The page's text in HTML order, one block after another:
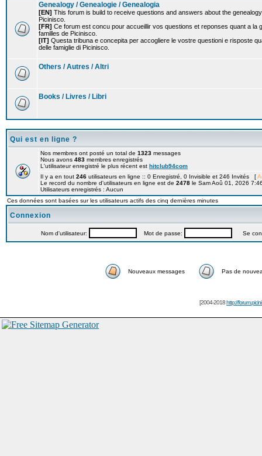
Genealogy / Genealogie / Genealogia
[EN] This forum is build to receive questions and answers about the
Picinisco.
[FR] Ce forum est concu pour accueillir vos questions et reponses quant a la
familles de Picinisco.
[IT] Questa tribuna e concepita per accogliere le vostre questioni e risposte
delle famiglie di Picinisco.
Others / Autres / Altri
Books / Livres / Libri
Qui est en ligne ?
Nos membres ont posté un total de 1323 messages
Nous avons 483 membres enregistrés
L'utilisateur enregistré le plus récent est hitclub94com
Il y a en tout 246 utilisateurs en ligne :: 0 Enregistré, 0 Invisible et 246 Invités [
Le record du nombre d'utilisateurs en ligne est de 2478 le Sam Aoû 01, 2026
Utilisateurs enregistrés : Aucun
Ces données sont basées sur les utilisateurs actifs des cinq dernières minutes
Connexion
Nom d'utilisateur: Mot de passe: Se
Nouveaux messages Pas de
[2004-2018http://